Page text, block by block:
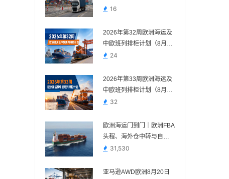
核对路线
16
2026年第32周欧洲海运及
中欧班列排柜计划（8月3
日—8月9日）
24
2026年第33周欧洲海运及
中欧班列排柜计划（8月10
日—8月16日）
32
欧洲海运门到门｜欧洲FBA
头程、海外仓中转与自税
清关31,530
亚马逊AWD欧洲8月20日